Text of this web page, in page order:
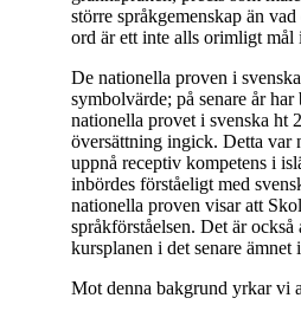
större språkgemenskap än
ord är ett inte alls orimligt mål
De nationella proven i
symbolvärde; på senare år
nationella provet i svenska ht
översättning ingick. Detta var
uppnå receptiv kompetens i
inbördes förståeligt med
nationella proven visar att
språkförståelsen. Det är också
kursplanen i det senare
Mot denna bakgrund yrkar vi